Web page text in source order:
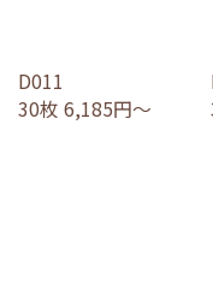
D011
30枚 6,185円～